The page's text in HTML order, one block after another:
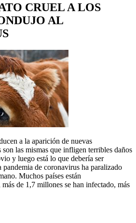
CRUEL A LOS
AL
a la aparición de nuevas
son las mismas que infligen terribles daños
y luego está lo que debería ser
de coronavirus ha paralizado
Muchos países están
de 1,7 millones se han infectado, más